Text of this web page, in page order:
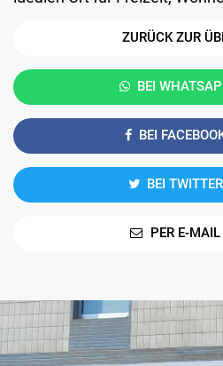
ZURÜCK ZUR
BEI
BEI
BEI
PER E-MAIL